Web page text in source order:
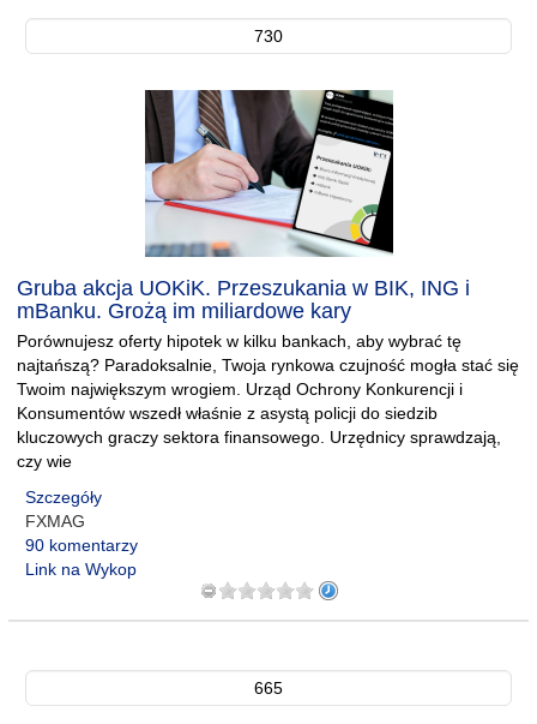
730
Gruba akcja UOKiK. Przeszukania w BIK, ING i
mBanku. Grożą im miliardowe kary
Porównujesz oferty hipotek w kilku bankach, aby wybrać tę
najtańszą? Paradoksalnie, Twoja rynkowa czujność mogła stać się
Twoim największym wrogiem. Urząd Ochrony Konkurencji i
Konsumentów wszedł właśnie z asystą policji do siedzib
kluczowych graczy sektora finansowego. Urzędnicy sprawdzają,
czy wie
Szczegóły
FXMAG
90 komentarzy
Link na Wykop
665